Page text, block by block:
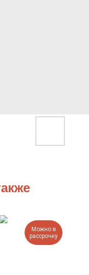
Можно в
рассрочку